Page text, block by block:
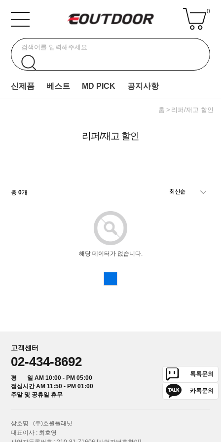
0
신제품 베스트 MD PICK 공지사항
홈 리퍼/재고 할인
리퍼/재고 할인
총0개
해당 데이터가 없습니다.
고객센터
02-434-8692
평 일 AM 10:00 - PM 05:00
점심시간 AM 11:50 - PM 01:00
주말 및 공휴일 휴무
톡톡문의
카톡문의
상호명 : (주)호원플래닛
대표이사 : 최호영